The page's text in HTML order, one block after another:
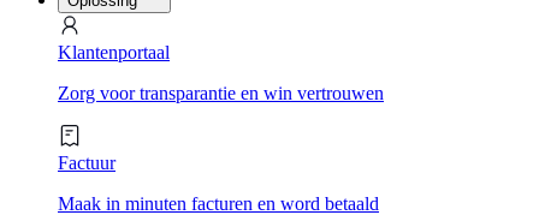
Klantenportaal
Zorg voor transparantie en win vertrouwen
Factuur
Maak in minuten facturen en word betaald